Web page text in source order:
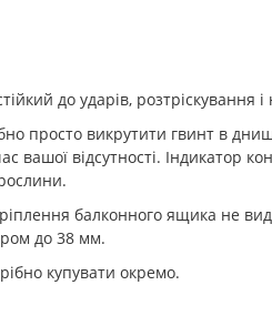
до ударів, розтріскування і
просто викрутити гвинт в
відсутності. Індикатор
балконного ящика не
до 38 мм.
купувати окремо.